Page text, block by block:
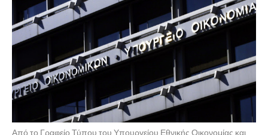
Από το Γραφείο Τύπου του Υπουργείου Εθνικής Οικονομίας και